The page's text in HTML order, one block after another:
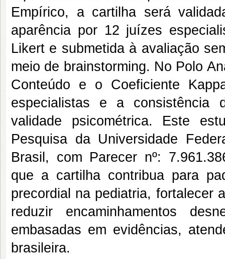
Empírico, a cartilha será
aparência por 12 juízes
Likert e submetida à avaliação
meio de brainstorming. No Polo
Conteúdo e o Coeficiente
especialistas e a consistência
validade psicométrica. Este
Pesquisa da Universidade
Brasil, com Parecer nº:
que a cartilha contribua para
precordial na pediatria, fortalecer
reduzir encaminhamentos
embasadas em evidências,
brasileira.